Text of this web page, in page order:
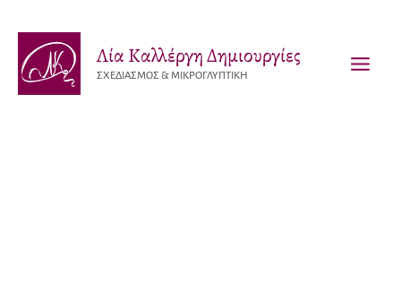
περιεχόμενο
Λία Καλλέργη Δημιουργίες
ΣΧΕΔΙΑΣΜΟΣ & ΜΙΚΡΟΓΛΥΠΤΙΚΗ